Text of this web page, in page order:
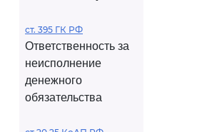
ст. 395 ГК РФ
Ответственность за
неисполнение
денежного
обязательства